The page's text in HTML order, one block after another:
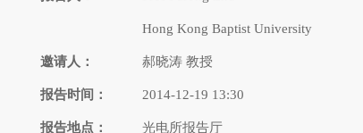
Hong Kong Baptist University
邀请人： 郝晓涛 教授
报告时间： 2014-12-19 13:30
报告地点： 光电所报告厅